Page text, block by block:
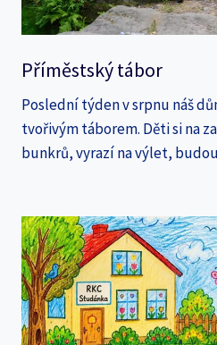
Příměstský tábor
Poslední týden v srpnu náš
tvořivým táborem. Děti si na
bunkrů, vyrazí na výlet,